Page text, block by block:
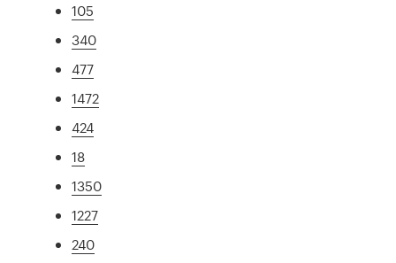
105
340
477
1472
424
18
1350
1227
240